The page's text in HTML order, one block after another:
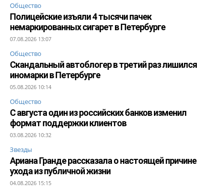
Общество
Полицейские изъяли 4 тысячи пачек
немаркированных сигарет в Петербурге
07.08.2026 13:07
Общество
Скандальный автоблогер в третий раз лишился
иномарки в Петербурге
05.08.2026 10:14
Общество
С августа один из российских банков изменил
формат поддержки клиентов
03.08.2026 10:32
Звезды
Ариана Гранде рассказала о настоящей причине
ухода из публичной жизни
04.08.2026 15:15